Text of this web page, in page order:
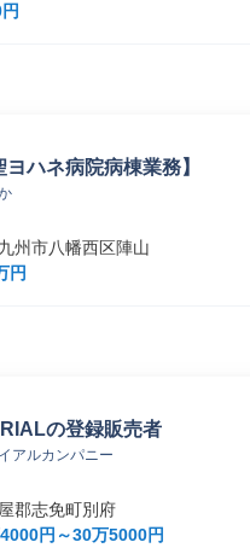
ハネ病院病棟業務】
州市八幡西区陣山
円
の登録販売者
アルカンパニー
郡志免町別府
円～30万5000円